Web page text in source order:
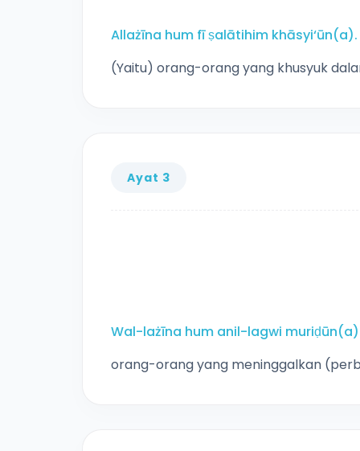
Allażīna hum fī ṣalātihim khāsyi‘ūn(a).
(Yaitu) orang-orang yang khusyuk
Ayat 3
Wal-lażīna hum anil-lagwi
orang-orang yang meninggalkan